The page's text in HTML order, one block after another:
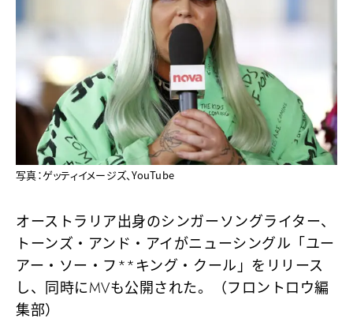
写真：ゲッティイメージズ、YouTube
オーストラリア出身のシンガーソングライター、
トーンズ・アンド・アイがニューシングル「ユー
アー・ソー・フ**キング・クール」をリリース
し、同時にMVも公開された。（フロントロウ編
集部）